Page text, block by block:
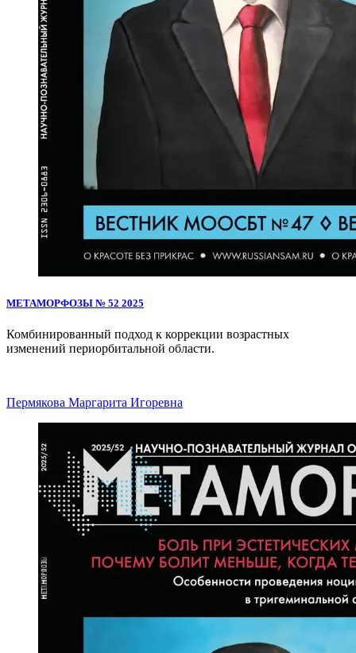
МЕТАМОРФОЗЫ № 52 2025
Комбинированный подход к коррекции возрастных
изменений периорбитальной области.
Пермякова Маргарита Игоревна